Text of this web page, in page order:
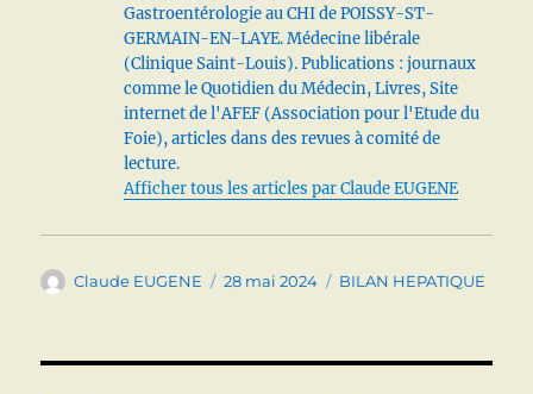
Gastroentérologie au CHI de POISSY-ST-
GERMAIN-EN-LAYE. Médecine libérale
(Clinique Saint-Louis). Publications : journaux
comme le Quotidien du Médecin, Livres, Site
internet de l'AFEF (Association pour l'Etude du
Foie), articles dans des revues à comité de
lecture.
Afficher tous les articles par Claude EUGENE
Auteur
Claude EUGENE
Publié
28 mai 2024 Catégories
BILAN HEPATIQUE